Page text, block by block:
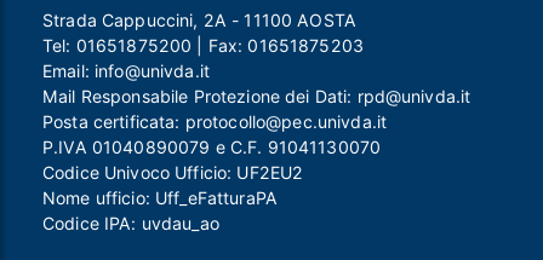
Strada Cappuccini, 2A - 11100 AOSTA
Tel: 01651875200 | Fax:01651875203
Email: info@univda.it
Mail Responsabile Protezione dei Dati: rpd@univda.it
Posta certificata: protocollo@pec.univda.it
P.IVA 01040890079 e C.F. 91041130070
Codice Univoco Ufficio: UF2EU2
Nome ufficio: Uff_eFatturaPA
Codice IPA: uvdau_ao